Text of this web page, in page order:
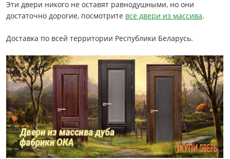
Эти двери никого не оставят равнодушными, но они
достаточно дорогие, посмотрите все двери из массива.
Доставка по всей территории Республики Беларусь.